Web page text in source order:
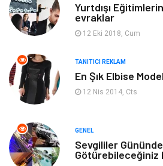
Elektronik
Giyim
Ev Dekorasyon
Anne & Çocuk
Yurtdışı
evraklar
12 Eki 2018, Cum
TANITICI REKLAM
En Şık Elbise
12 Nis 2014, Cts
GENEL
Sevgililer
Götürebileceğiniz